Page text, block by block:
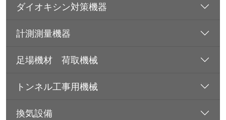
ダイオキシン対策機器
計測測量機器
足場機材 荷取機械
トンネル工事用機械
換気設備